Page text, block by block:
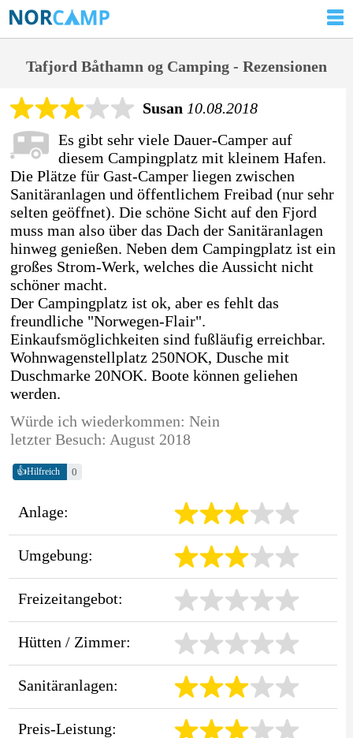
Tafjord Båthamn og Camping - Rezensionen
Susan 10.08.2018
Es gibt sehr viele Dauer-Camper auf
diesem Campingplatz mit kleinem Hafen.
Die Plätze für Gast-Camper liegen zwischen
Sanitäranlagen und öffentlichem Freibad (nur sehr
selten geöffnet). Die schöne Sicht auf den Fjord
muss man also über das Dach der Sanitäranlagen
hinweg genießen. Neben dem Campingplatz ist ein
großes Strom-Werk, welches die Aussicht nicht
schöner macht.
Der Campingplatz ist ok, aber es fehlt das
freundliche "Norwegen-Flair".
Einkaufsmöglichkeiten sind fußläufig erreichbar.
Wohnwagenstellplatz 250NOK, Dusche mit
Duschmarke 20NOK. Boote können geliehen
werden.
Würde ich wiederkommen: Nein
letzter Besuch: August 2018
👍Hilfreich 0
Anlage:
Umgebung:
Freizeitangebot:
Hütten / Zimmer:
Sanitäranlagen:
Preis-Leistung: